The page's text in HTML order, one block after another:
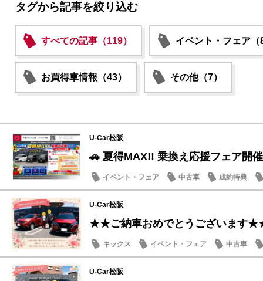
タグから記事を絞り込む
すべての記事（119） イベント・フェア（
お買得車情報（43） その他（7）
U-Car松阪
🚗 夏得MAX!! 乗換え応援フェア開
イベント・フェア 中古車 成約特典
U-Car松阪
★★ご納車おめでとうございます
キックス イベント・フェア 中古車
U-Car松阪